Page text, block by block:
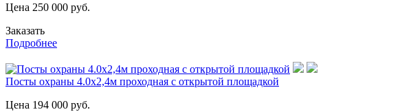
Цена 250 000 руб.
Заказать
Подробнее
Посты охраны 4.0х2,4м проходная с открытой площадкой
Цена 194 000 руб.